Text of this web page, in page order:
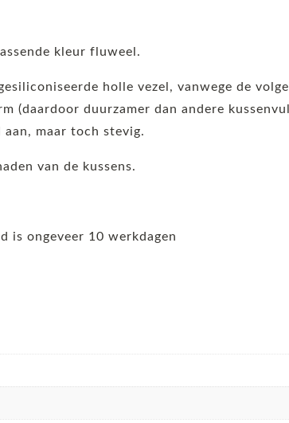
kleur fluweel.
holle vezel, vanwege de
(daardoor duurzamer dan andere
maar toch stevig.
van de kussens.
is ongeveer 10 werkdagen